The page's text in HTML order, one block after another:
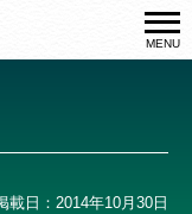
MENU
載日：2014年10月30日